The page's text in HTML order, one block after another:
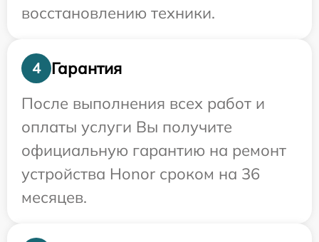
восстановлению техники.
4
Гарантия
После выполнения всех работ и
оплаты услуги Вы получите
официальную гарантию на ремонт
устройства Honor сроком на 36
месяцев.